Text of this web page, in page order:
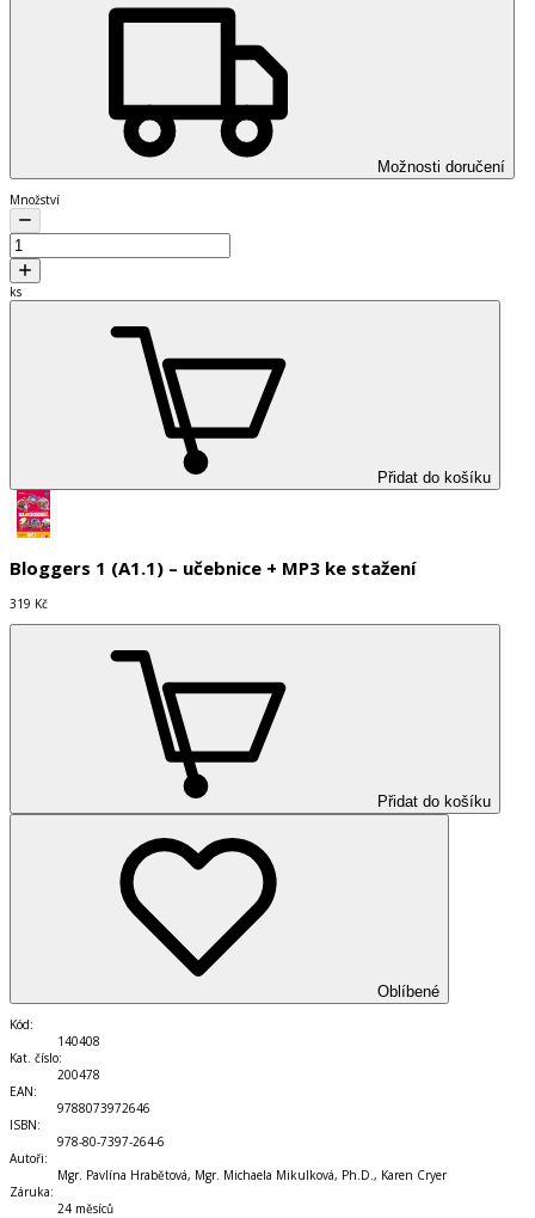
Možnosti doručení
Množství
ks
Přidat do košíku
Bloggers 1 (A1.1) – učebnice + MP3 ke stažení
319 Kč
Přidat do košíku
Oblíbené
Kód:
140408
Kat. číslo:
200478
EAN:
9788073972646
ISBN:
978-80-7397-264-6
Autoři:
Mgr. Pavlína Hrabětová, Mgr. Michaela Mikulková, Ph.D., Karen Cryer
Záruka:
24 měsíců